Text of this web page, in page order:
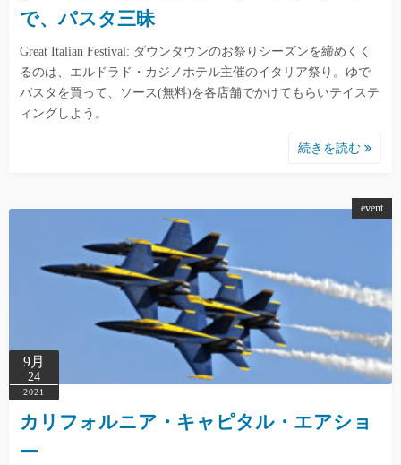
で、パスタ三昧
Great Italian Festival: ダウンタウンのお祭りシーズンを締めくく
るのは、エルドラド・カジノホテル主催のイタリア祭り。ゆで
パスタを買って、ソース(無料)を各店舗でかけてもらいテイステ
ィングしよう。
続きを読む
event
9月
24
2021
カリフォルニア・キャピタル・エアショ
ー